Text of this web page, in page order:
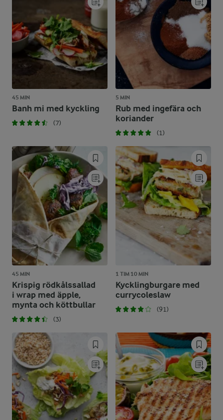
45 MIN
Banh mi med kyckling
(7)
5 MIN
Rub med ingefära och
koriander
(1)
45 MIN
Krispig rödkålssallad
i wrap med äpple,
mynta och köttbullar
(3)
1 TIM 10 MIN
Kycklingburgare med
currycoleslaw
(91)